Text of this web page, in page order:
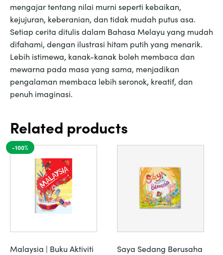
mengajar tentang nilai murni seperti kebaikan,
kejujuran, keberanian, dan tidak mudah putus asa.
Setiap cerita ditulis dalam Bahasa Melayu yang mudah
difahami, dengan ilustrasi hitam putih yang menarik.
Lebih istimewa, kanak-kanak boleh membaca dan
mewarna pada masa yang sama, menjadikan
pengalaman membaca lebih seronok, kreatif, dan
penuh imaginasi.
Related products
-100%
Malaysia | Buku Aktiviti
Saya Sedang Berusaha